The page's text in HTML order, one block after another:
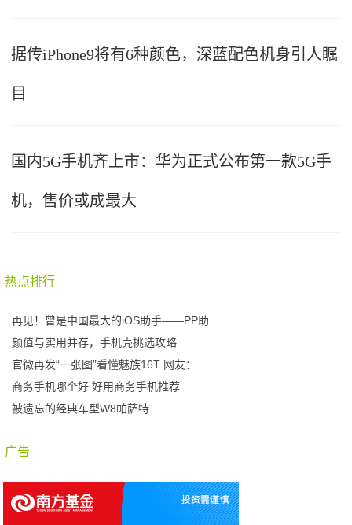
据传iPhone9将有6种颜色，深蓝配色机身引人瞩
目
国内5G手机齐上市：华为正式公布第一款5G手
机，售价或成最大
热点排行
再见！曾是中国最大的iOS助手——PP助
颜值与实用并存，手机壳挑选攻略
官微再发“一张图”看懂魅族16T 网友：
商务手机哪个好 好用商务手机推荐
被遗忘的经典车型W8帕萨特
广告